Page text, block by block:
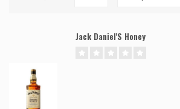
Jack Daniel'S Honey